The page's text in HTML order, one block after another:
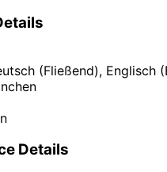
(Fließend), Englisch
Details